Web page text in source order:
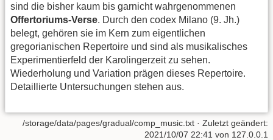
sind die bisher kaum bis garnicht wahrgenommenen
Offertoriums-Verse. Durch den codex Milano (9. Jh.)
belegt, gehören sie im Kern zum eigentlichen
gregorianischen Repertoire und sind als musikalisches
Experimentierfeld der Karolingerzeit zu sehen.
Wiederholung und Variation prägen dieses Repertoire.
Detaillierte Untersuchungen stehen aus.
/storage/data/pages/gradual/comp_music.txt · Zuletzt geändert:
2021/10/07 22:41 von 127.0.0.1